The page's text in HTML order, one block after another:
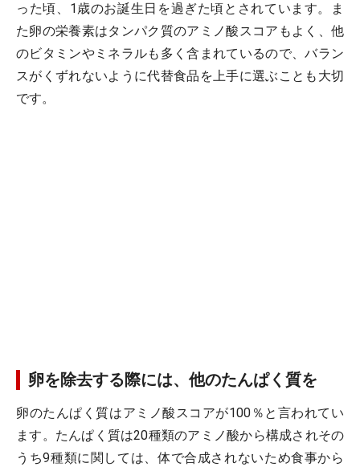
った頃、1歳のお誕生日を過ぎた頃とされています。ま
た卵の栄養素はタンパク質のアミノ酸スコアもよく、他
のビタミンやミネラルも多く含まれているので、バラン
スがくずれないように代替食品を上手に選ぶことも大切
です。
卵を除去する際には、他のたんぱく質を
卵のたんぱく質はアミノ酸スコアが100％と言われてい
ます。たんぱく質は20種類のアミノ酸から構成されその
うち9種類に関しては、体で合成されないため食事から